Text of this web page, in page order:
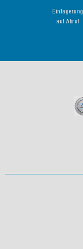
Einlagerung
auf Abruf